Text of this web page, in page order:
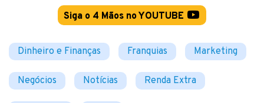
Siga o 4 Mãos no YOUTUBE
Dinheiro e Finanças Franquias Marketing
Negócios Notícias Renda Extra